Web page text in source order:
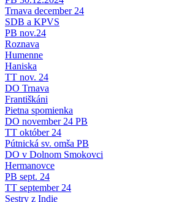
Trnava december 24
SDB a KPVS
PB nov.24
Roznava
Humenne
Haniska
TT nov. 24
DO Trnava
Františkáni
Pietna spomienka
DO november 24 PB
TT október 24
Pútnická sv. omša PB
DO v Dolnom Smokovci
Hermanovce
PB sept. 24
TT september 24
Sestry z Indie